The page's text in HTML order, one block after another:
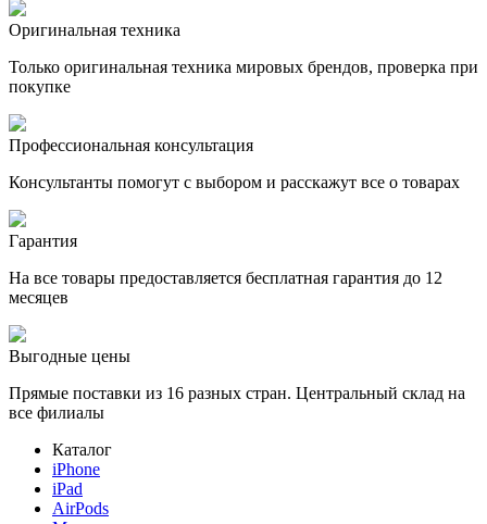
Оригинальная техника
Только оригинальная техника мировых брендов, проверка при
покупке
Профессиональная консультация
Консультанты помогут с выбором и расскажут все о товарах
Гарантия
На все товары предоставляется бесплатная гарантия до 12
месяцев
Выгодные цены
Прямые поставки из 16 разных стран. Центральный склад на
все филиалы
Каталог
iPhone
iPad
AirPods